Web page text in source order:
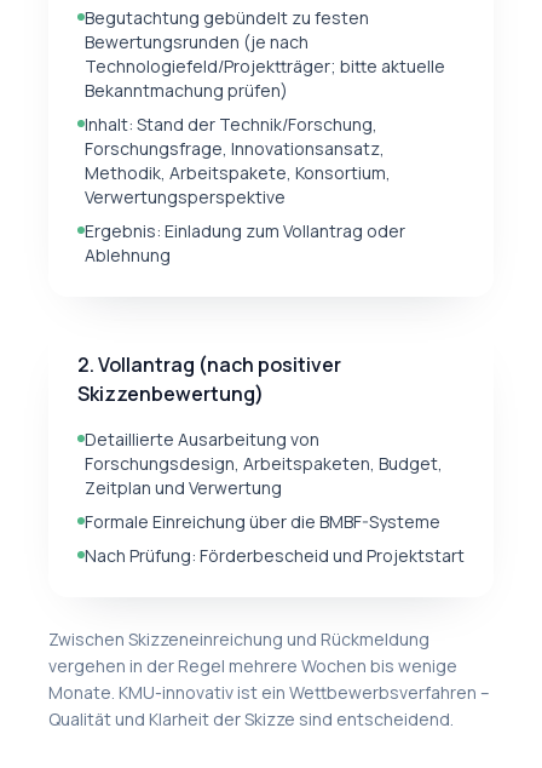
Begutachtung gebündelt zu festen
Bewertungsrunden (je nach
Technologiefeld/Projektträger; bitte aktuelle
Bekanntmachung prüfen)
Inhalt: Stand der Technik/Forschung,
Forschungsfrage, Innovationsansatz,
Methodik, Arbeitspakete, Konsortium,
Verwertungsperspektive
Ergebnis: Einladung zum Vollantrag oder
Ablehnung
2. Vollantrag (nach positiver
Skizzenbewertung)
Detaillierte Ausarbeitung von
Forschungsdesign, Arbeitspaketen, Budget,
Zeitplan und Verwertung
Formale Einreichung über die BMBF-Systeme
Nach Prüfung: Förderbescheid und Projektstart
Zwischen Skizzeneinreichung und Rückmeldung
vergehen in der Regel mehrere Wochen bis wenige
Monate. KMU-innovativ ist ein Wettbewerbsverfahren –
Qualität und Klarheit der Skizze sind entscheidend.